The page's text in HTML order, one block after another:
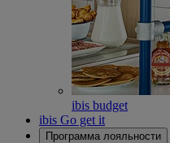
ibis budget
ibis Go get it
Программа лояльности